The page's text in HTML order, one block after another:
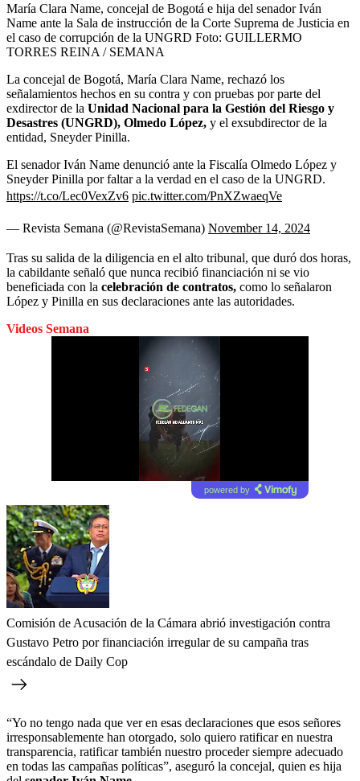
María Clara Name, concejal de Bogotá e hija del senador Iván
Name ante la Sala de instrucción de la Corte Suprema de Justicia en
el caso de corrupción de la UNGRD Foto: GUILLERMO
TORRES REINA / SEMANA
La concejal de Bogotá, María Clara Name, rechazó los
señalamientos hechos en su contra y con pruebas por parte del
exdirector de la Unidad Nacional para la Gestión del Riesgo y
Desastres (UNGRD), Olmedo López, y el exsubdirector de la
entidad, Sneyder Pinilla.
El senador Iván Name denunció ante la Fiscalía Olmedo López y
Sneyder Pinilla por faltar a la verdad en el caso de la UNGRD.
https://t.co/Lec0VexZv6 pic.twitter.com/PnXZwaeqVe
— Revista Semana (@RevistaSemana) November 14, 2024
Tras su salida de la diligencia en el alto tribunal, que duró dos horas,
la cabildante señaló que nunca recibió financiación ni se vio
beneficiada con la celebración de contratos, como lo señalaron
López y Pinilla en sus declaraciones ante las autoridades.
Videos Semana
powered by
Comisión de Acusación de la Cámara abrió investigación contra
Gustavo Petro por financiación irregular de su campaña tras
escándalo de Daily Cop
“Yo no tengo nada que ver en esas declaraciones que esos señores
irresponsablemente han otorgado, solo quiero ratificar en nuestra
transparencia, ratificar también nuestro proceder siempre adecuado
en todas las campañas políticas”, aseguró la concejal, quien es hija